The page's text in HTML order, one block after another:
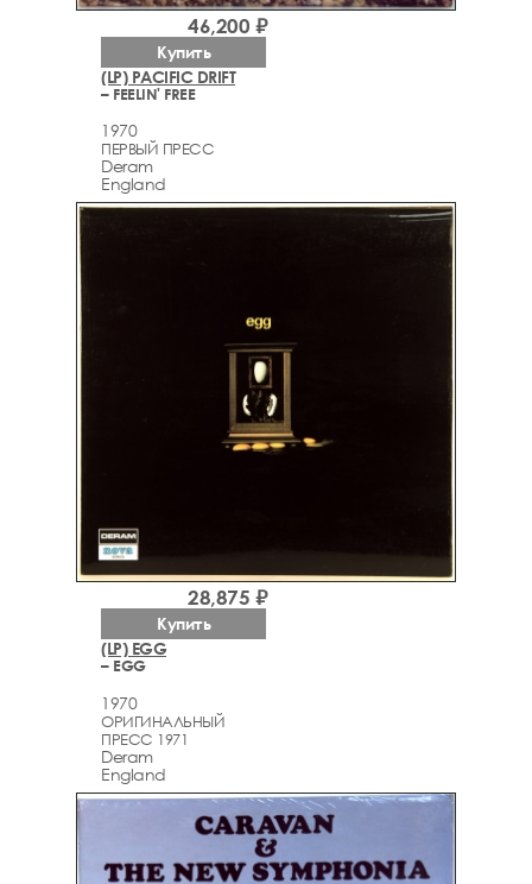
(LP) PACIFIC DRIFT
– FEELIN' FREE
1970
ПЕРВЫЙ ПРЕСС
Deram
England
46,200 ₽
Купить
(LP) EGG
– EGG
1970
ОРИГИНАЛЬНЫЙ
ПРЕСС 1971
Deram
England
28,875 ₽
Купить